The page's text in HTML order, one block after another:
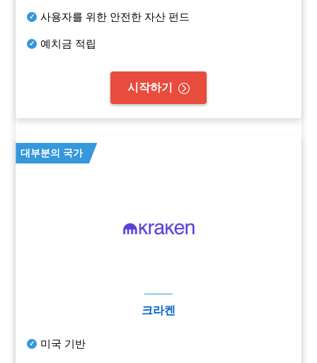
사용자를 위한 안전한 자산 펀드
예치금 적립
시작하기
대부분의 국가
크라켄
미국 기반